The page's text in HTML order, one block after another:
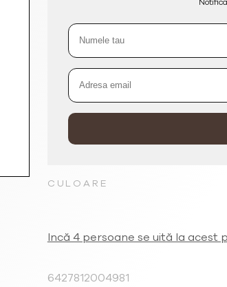
CULOARE
Incă 4 persoane se uită la acest
6427812004981